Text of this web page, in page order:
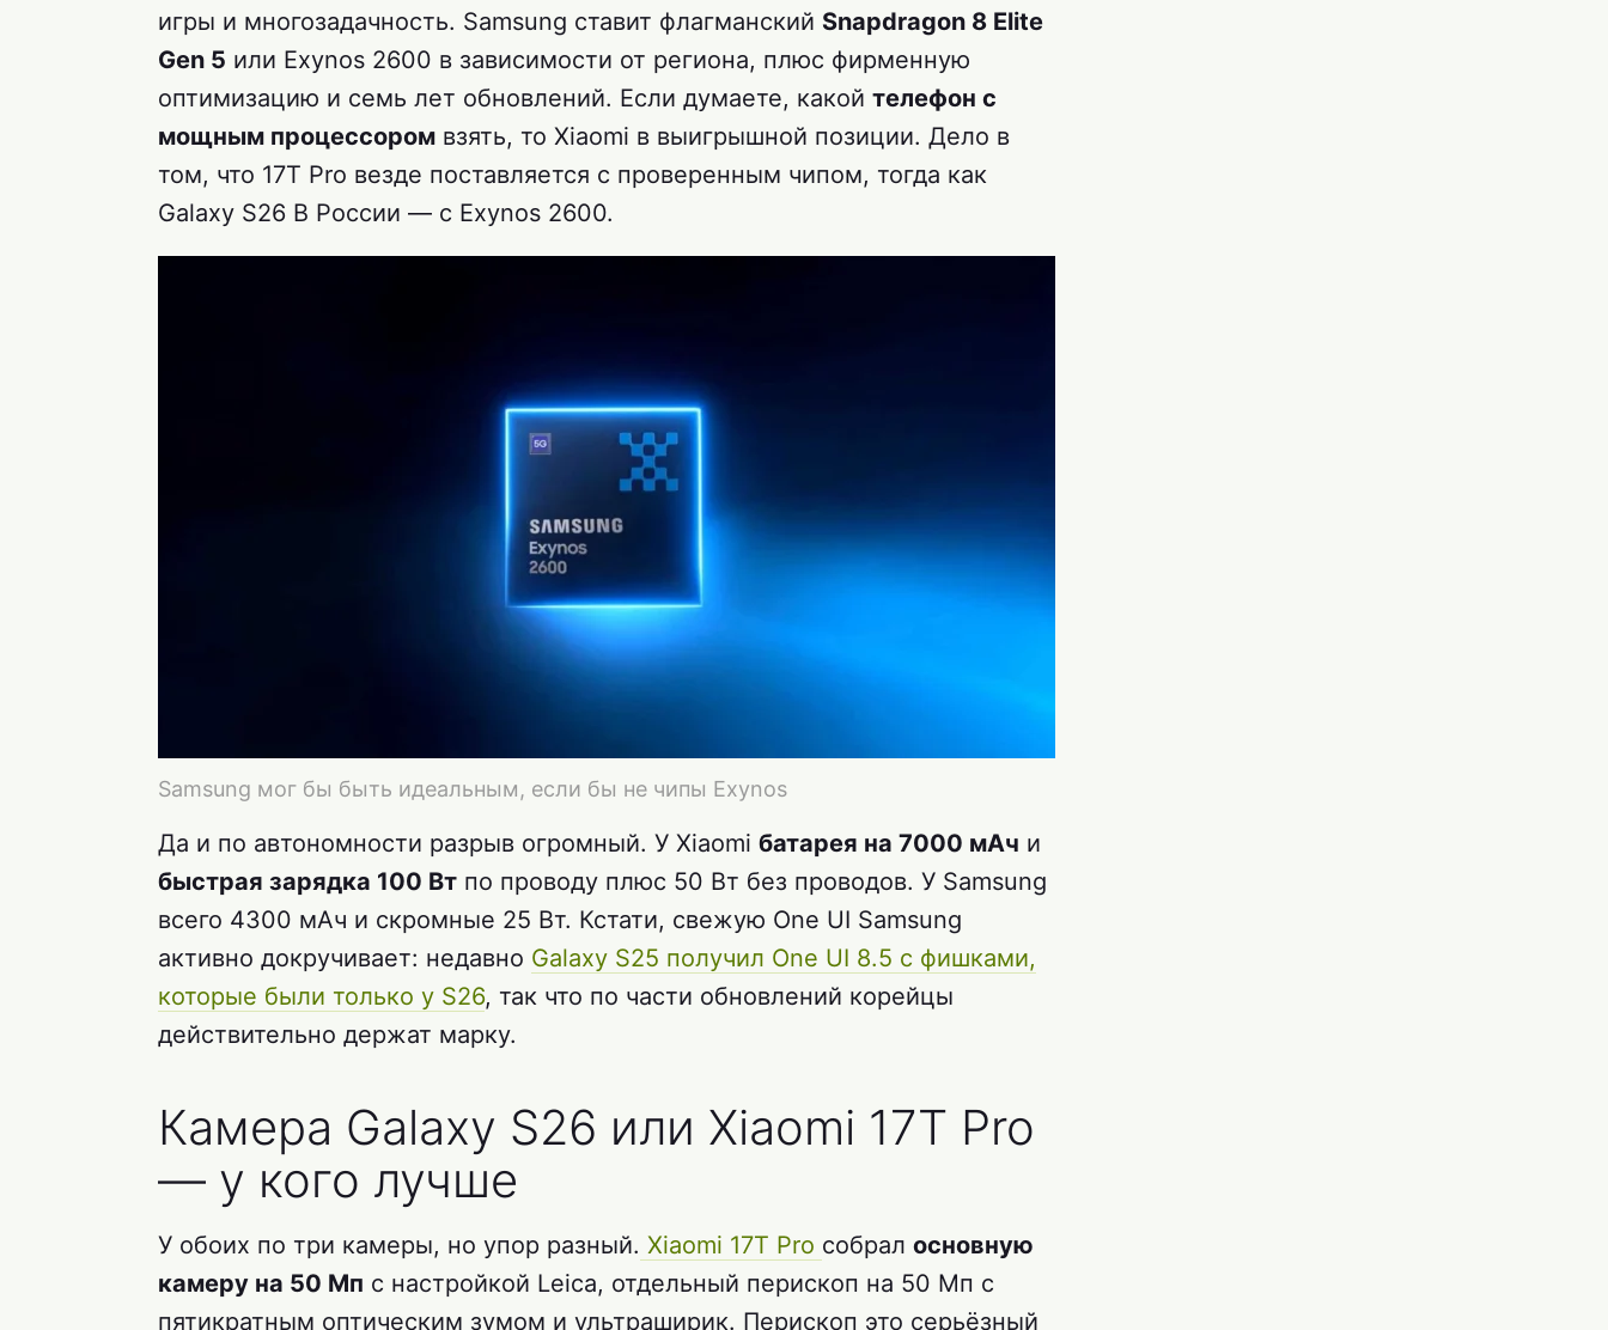
игры и многозадачность. Samsung ставит флагманский Snapdragon 8 Elite
Gen 5 или Exynos 2600 в зависимости от региона, плюс фирменную
оптимизацию и семь лет обновлений. Если думаете, какой телефон с
мощным процессором взять, то Xiaomi в выигрышной позиции. Дело в
том, что 17T Pro везде поставляется с проверенным чипом, тогда как
Galaxy S26 В России — с Exynos 2600.
Samsung мог бы быть идеальным, если бы не чипы Exynos
Да и по автономности разрыв огромный. У Xiaomi батарея на 7000 мАч и
быстрая зарядка 100 Вт по проводу плюс 50 Вт без проводов. У Samsung
всего 4300 мАч и скромные 25 Вт. Кстати, свежую One UI Samsung
активно докручивает: недавно Galaxy S25 получил One UI 8.5 с фишками,
которые были только у S26, так что по части обновлений корейцы
действительно держат марку.
Камера Galaxy S26 или Xiaomi 17T Pro
— у кого лучше
У обоих по три камеры, но упор разный. Xiaomi 17T Pro собрал основную
камеру на 50 Мп с настройкой Leica, отдельный перископ на 50 Мп с
пятикратным оптическим зумом и ультраширик. Перископ это серьёзный